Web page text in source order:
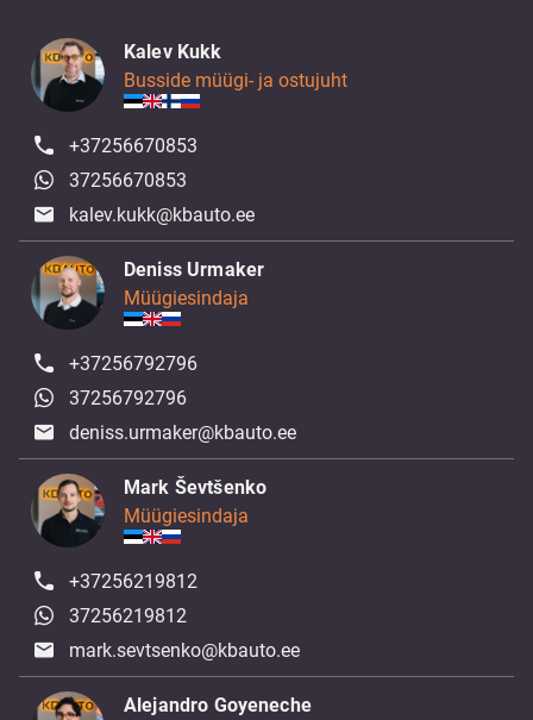
Kalev Kukk
Busside müügi- ja ostujuht
+37256670853
37256670853
kalev.kukk@kbauto.ee
Deniss Urmaker
Müügiesindaja
+37256792796
37256792796
deniss.urmaker@kbauto.ee
Mark Ševtšenko
Müügiesindaja
+37256219812
37256219812
mark.sevtsenko@kbauto.ee
Alejandro Goyeneche